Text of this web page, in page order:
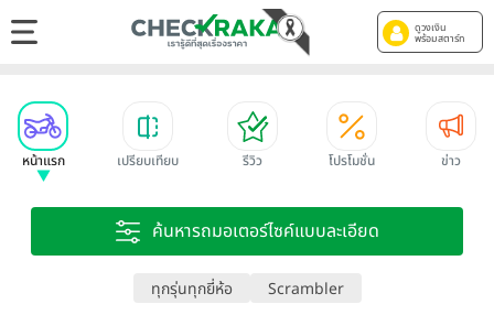
ดูวงเงิน
พร้อมสตาร์ท
หน้าแรก เปรียบเทียบ รีวิว โปรโมชั่น ข่าว
ค้นหารถมอเตอร์ไซค์แบบละเอียด
ทุกรุ่นทุกยี่ห้อ Scrambler